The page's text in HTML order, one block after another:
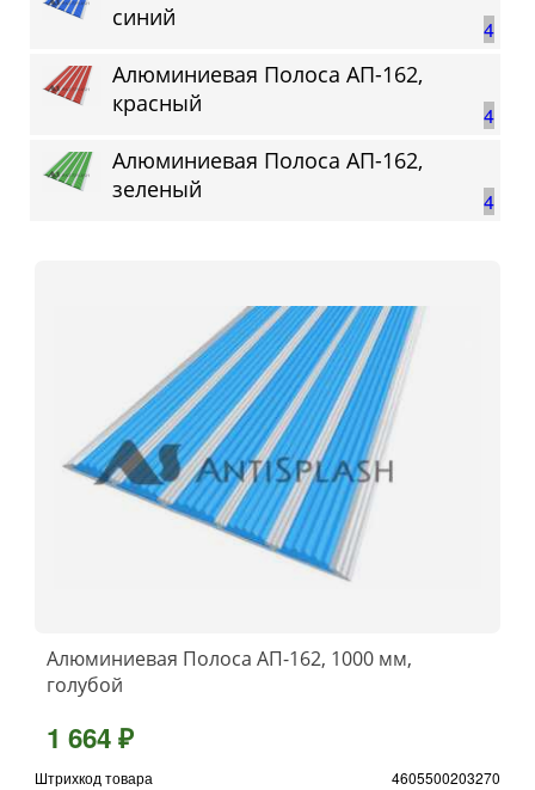
4
синий
4
Алюминиевая Полоса АП-162,
красный
4
Алюминиевая Полоса АП-162,
зеленый
Алюминиевая Полоса АП-162, 1000 мм,
голубой
1 664 ₽
Штрихкод товара 4605500203270